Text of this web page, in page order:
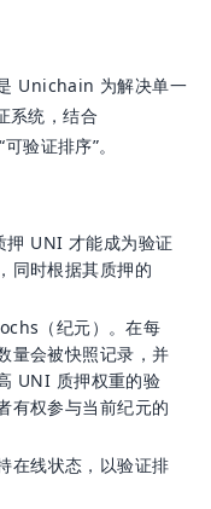
Unichain 为解决单一
系统，结合
验证排序”。
押 UNI 才能成为验证
同时根据其质押的
（纪元）。在每
量会被快照记录，并
UNI 质押权重的验
有权参与当前纪元的
在线状态，以验证排